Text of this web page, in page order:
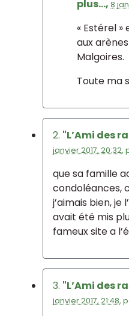
plus..., 8
« Estérel »
aux
Malgoires.
Toute ma
2. "L’Ami des
janvier 2017, 20:32,
que sa famille
condoléances,
j’aimais bien, je
avait été mis
fameux site a
3. "L’Ami des
janvier 2017, 21:48,